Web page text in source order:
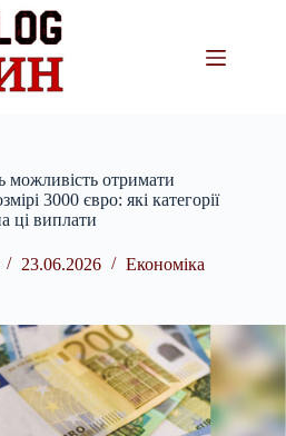
можливість отримати
3000 євро: які категорії
ці виплати
23.06.2026 Економіка